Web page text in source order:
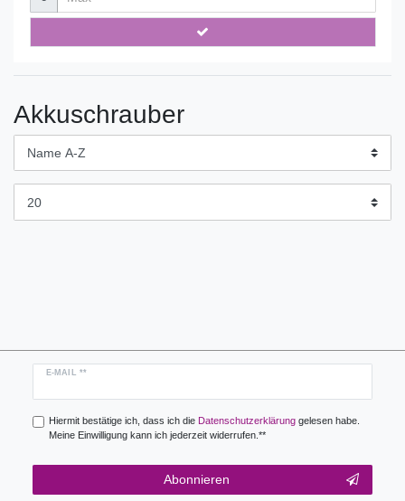
Akkuschrauber
E-MAIL **
Newsletter
Hiermit bestätige ich, dass ich die Daten­schutz­erklärunggelesen habe.
Meine Einwilligung kann ich jederzeit widerrufen.**
Abonnieren